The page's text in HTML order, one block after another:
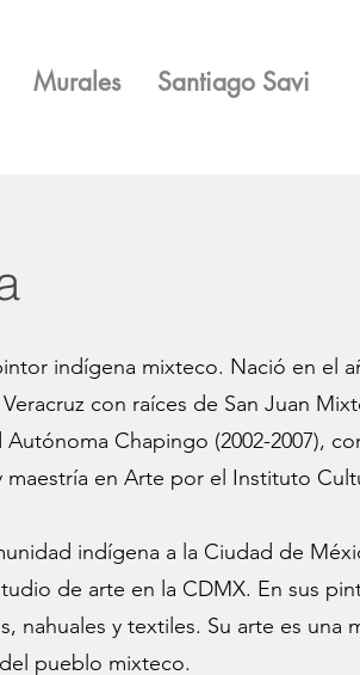
Murales Santiago Savi
indígena mixteco. Nació en el
con raíces de San Juan
Autónoma Chapingo (2002-2007),
maestría en Arte por el Instituto
indígena a la Ciudad de
de arte en la CDMX. En sus
nahuales y textiles. Su arte es
pueblo mixteco.